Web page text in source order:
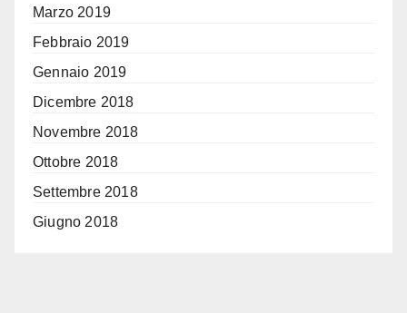
Marzo 2019
Febbraio 2019
Gennaio 2019
Dicembre 2018
Novembre 2018
Ottobre 2018
Settembre 2018
Giugno 2018